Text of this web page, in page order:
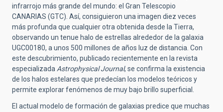
infrarrojo más grande del mundo: el Gran Telescopio
CANARIAS (GTC). Así, consiguieron una imagen diez veces
más profunda que cualquier otra obtenida desde la Tierra,
observando un tenue halo de estrellas alrededor de la galaxia
UGC00180, a unos 500 millones de años luz de distancia. Con
este descubrimiento, publicado recientemente en la revista
especializada Astrophysical Journal, se confirma la existencia
de los halos estelares que predecían los modelos teóricos y
permite explorar fenómenos de muy bajo brillo superficial.
El actual modelo de formación de galaxias predice que muchas